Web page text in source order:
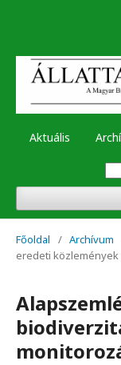
Aktuális
Főoldal / Archívum
eredeti közlemények